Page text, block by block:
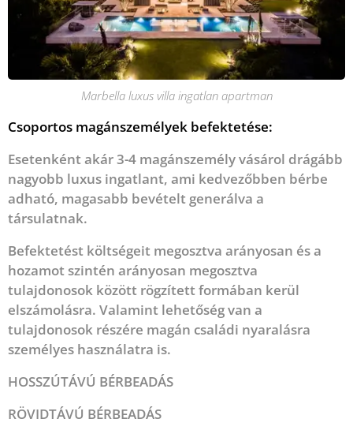
Marbella luxus villa ingatlan apartman
Csoportos magánszemélyek befektetése:
Esetenként akár 3-4 magánszemély vásárol drágább
nagyobb luxus ingatlant, ami kedvezőbben bérbe
adható, magasabb bevételt generálva a
társulatnak.
Befektetést költségeit megosztva arányosan és a
hozamot szintén arányosan megosztva
tulajdonosok között rögzített formában kerül
elszámolásra. Valamint lehetőség van a
tulajdonosok részére magán családi nyaralásra
személyes használatra is.
HOSSZÚTÁVÚ BÉRBEADÁS
RÖVIDTÁVÚ BÉRBEADÁS